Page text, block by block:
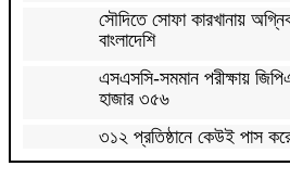
সৌদিতে সোফা কারখানায়
বাংলাদেশি
এসএসসি-সমমান পরীক্ষায়
হাজার ৩৫৬
৩১২ প্রতিষ্ঠানে কেউই পাস